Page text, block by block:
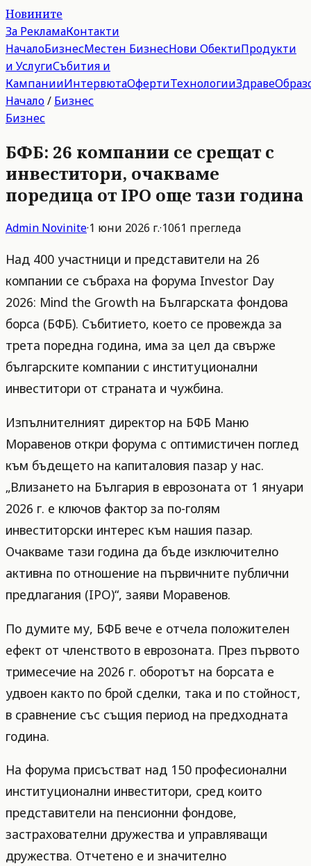
Новините
За РекламаКонтакти
НачалоБизнесМестен БизнесНови ОбектиПродукти
и УслугиСъбития и
КампанииИнтервютаОфертиТехнологииЗдраве
Начало/ Бизнес
Бизнес
БФБ: 26 компании се срещат с
инвеститори, очакваме
поредица от IPO още тази година
Admin Novinite·1 юни 2026 г.·1061 прегледа
Над 400 участници и представители на 26
компании се събраха на форума Investor Day
2026: Mind the Growth на Българската фондова
борса (БФБ). Събитието, което се провежда за
трета поредна година, има за цел да свърже
българските компании с институционални
инвеститори от страната и чужбина.
Изпълнителният директор на БФБ Маню
Моравенов откри форума с оптимистичен поглед
към бъдещето на капиталовия пазар у нас.
„Влизането на България в еврозоната от 1 януари
2026 г. е ключов фактор за по-голям
инвеститорски интерес към нашия пазар.
Очакваме тази година да бъде изключително
активна по отношение на първичните публични
предлагания (IPO)“, заяви Моравенов.
По думите му, БФБ вече е отчела положителен
ефект от членството в еврозоната. През първото
тримесечие на 2026 г. оборотът на борсата е
удвоен както по брой сделки, така и по стойност,
в сравнение със същия период на предходната
година.
На форума присъстват над 150 професионални
институционални инвеститори, сред които
представители на пенсионни фондове,
застрахователни дружества и управляващи
дружества. Отчетено е и значително